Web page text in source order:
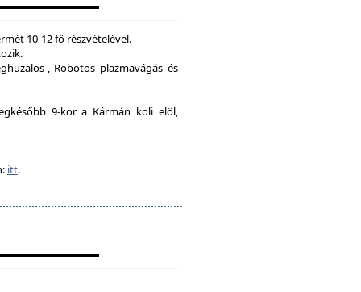
10-12 fő részvételével.
, Robotos plazmavágás és
9-kor a Kármán koli elöl,
itt.